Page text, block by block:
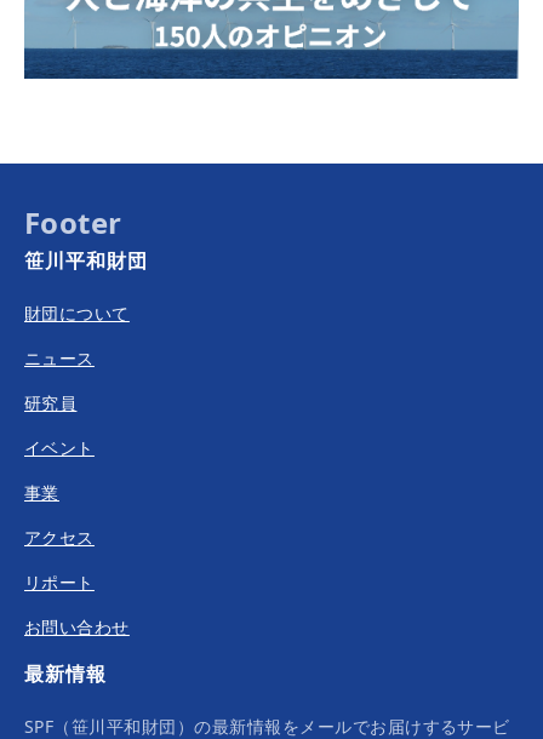
Footer
笹川平和財団
財団について
ニュース
研究員
イベント
事業
アクセス
リポート
お問い合わせ
最新情報
SPF（笹川平和財団）の最新情報をメールでお届けするサービ